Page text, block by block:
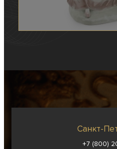
Санкт-
+7 (800)